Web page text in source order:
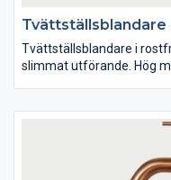
Tvättställsblandare
Tvättställsblandare i
slimmat utförande. Hög